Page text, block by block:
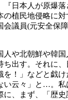
『日本人が原爆
の植民地侵略に
会議員(元安全保
北朝鮮や韓国
ち出す。それに
を！」などと戯
い云々」と…。私
に、まず、「歴